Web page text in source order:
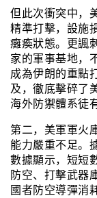
但此次衝突中，
精準打擊，設施
癱瘓狀態。更諷
家的軍事基地，
成為伊朗的重點
及，徹底擊碎了
海外防禦體系徒
第二，美軍軍火
能力嚴重不足。
數據顯示，短短
防空、打擊武器
國者防空導彈消